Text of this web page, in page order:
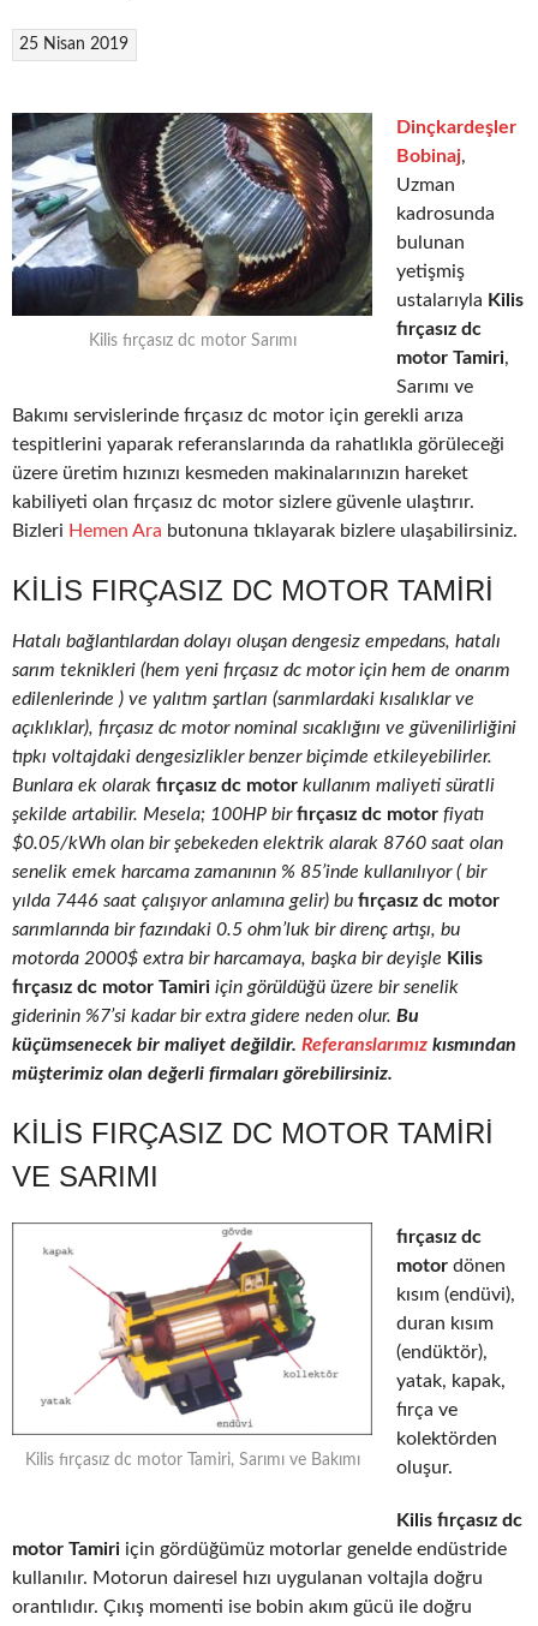
25 Nisan 2019
Kilis fırçasız dc motor Sarımı
Dinçkardeşler
Bobinaj,
Uzman
kadrosunda
bulunan
yetişmiş
ustalarıyla Kilis
fırçasız dc
motor Tamiri,
Sarımı ve
Bakımı servislerinde fırçasız dc motor için gerekli arıza
tespitlerini yaparak referanslarında da rahatlıkla görüleceği
üzere üretim hızınızı kesmeden makinalarınızın hareket
kabiliyeti olan fırçasız dc motor sizlere güvenle ulaştırır.
Bizleri Hemen Ara butonuna tıklayarak bizlere ulaşabilirsiniz.
KILIS FIRÇASIZ DC MOTOR TAMIRI
Hatalı bağlantılardan dolayı oluşan dengesiz empedans, hatalı
sarım teknikleri (hem yeni fırçasız dc motor için hem de onarım
edilenlerinde ) ve yalıtım şartları (sarımlardaki kısalıklar ve
açıklıklar), fırçasız dc motor nominal sıcaklığını ve güvenilirliğini
tıpkı voltajdaki dengesizlikler benzer biçimde etkileyebilirler.
Bunlara ek olarak fırçasız dc motor kullanım maliyeti süratli
şekilde artabilir. Mesela; 100HP birfırçasız dc motor fiyatı
$0.05/kWh olan bir şebekeden elektrik alarak 8760 saat olan
senelik emek harcama zamanının % 85’inde kullanılıyor ( bir
yılda 7446 saat çalışıyor anlamına gelir) bu fırçasız dc motor
sarımlarında bir fazındaki 0.5 ohm’luk bir direnç artışı, bu
motorda 2000$ extra bir harcamaya, başka bir deyişle Kilis
fırçasız dc motor Tamiri için görüldüğü üzere bir senelik
giderinin %7’si kadar bir extra gidere neden olur. Bu
küçümsenecek bir maliyet değildir. Referanslarımız kısmından
müşterimiz olan değerli firmaları görebilirsiniz.
KILIS FIRÇASIZ DC MOTOR TAMIRI
VE SARIMI
Kilis fırçasız dc motor Tamiri, Sarımı ve Bakımı
fırçasız dc
motor dönen
kısım (endüvi),
duran kısım
(endüktör),
yatak, kapak,
fırça ve
kolektörden
oluşur.
Kilis fırçasız dc
motor Tamiri için gördüğümüz motorlar genelde endüstride
kullanılır. Motorun dairesel hızı uygulanan voltajla doğru
orantılıdır. Çıkış momenti ise bobin akım gücü ile doğru